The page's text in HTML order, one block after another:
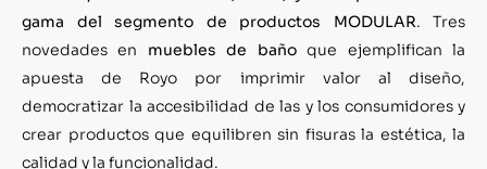
gama del segmento de productos MODULAR . Tres
novedades en muebles de bañoque ejemplifican la
apuesta de Royo por imprimir valor al diseño,
democratizar la accesibilidad de las y los consumidores y
crear productos que equilibren sin fisuras la estética, la
calidad y la funcionalidad.